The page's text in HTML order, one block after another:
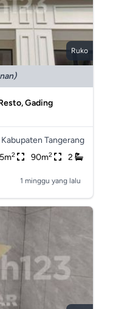
Ruko
Gading
Kabupaten Tangerang
2 90m2 2
1 minggu yang lalu